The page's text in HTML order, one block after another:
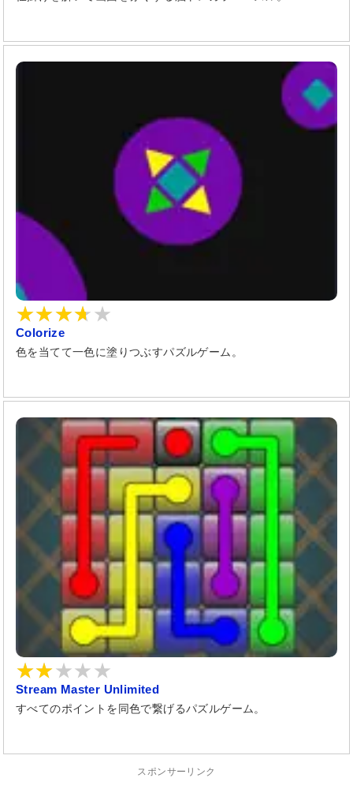
Colorize
色を当てて一色に塗りつぶすパズルゲーム。
Stream Master Unlimited
すべてのポイントを同色で繋げるパズルゲーム。
スポンサーリンク